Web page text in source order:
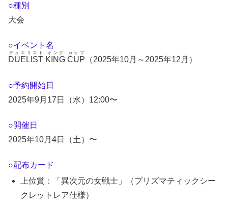
○種別
大会
○イベント名
DUELIST KING CUP
デュエリスト キング カップ
（2025年10月～2025年12月）
○予約開始日
2025年9月17日（水）12:00〜
○開催日
2025年10月4日（土）〜
○配布カード
上位賞：「異次元の女戦士」（プリズマティックシー
クレットレア仕様）